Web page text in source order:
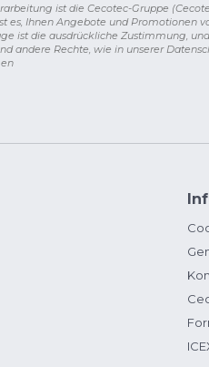
ist die Cecotec-Gruppe
es, Ihnen Angebote und Promotionen
ist die ausdrückliche Zustimmung,
andere Rechte, wie in unserer